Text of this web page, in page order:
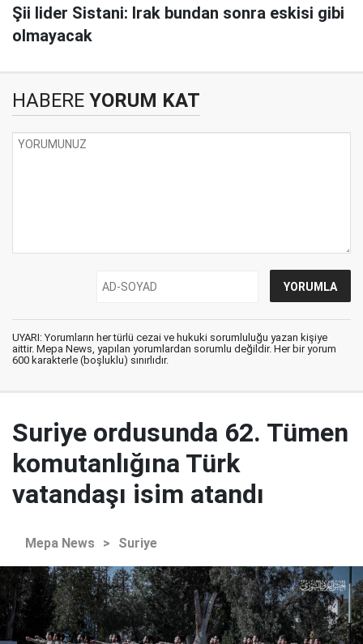
Şii lider Sistani: Irak bundan sonra eskisi gibi
olmayacak
HABERE YORUM KAT
UYARI: Yorumların her türlü cezai ve hukuki sorumluluğu yazan kişiye
aittir. Mepa News, yapılan yorumlardan sorumlu değildir. Her bir yorum
600 karakterle (boşluklu) sınırlıdır.
Suriye ordusunda 62. Tümen
komutanlığına Türk
vatandaşı isim atandı
Mepa News > Suriye